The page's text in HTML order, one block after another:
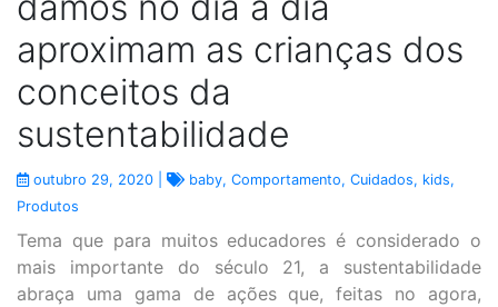
aproximam as crianças dos
conceitos da
sustentabilidade
outubro 29, 2020 | baby, Comportamento, Cuidados, kids,
Produtos
Tema que para muitos educadores é considerado o
mais importante do século 21, a sustentabilidade
abraça uma gama de ações que, feitas no agora,